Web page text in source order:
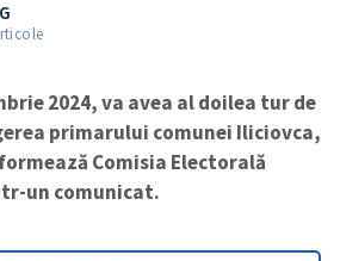
2024, va avea al doilea tur de
primarului comunei Iliciovca,
Comisia Electorală
un comunicat.